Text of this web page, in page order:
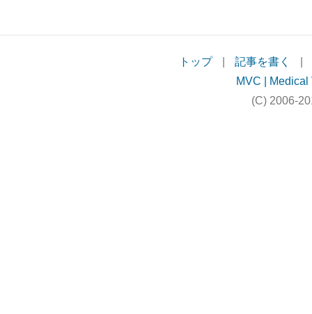
トップ 記事を書く
MVC |
(C) 2006-